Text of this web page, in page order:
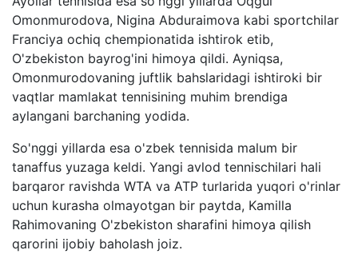
Omonmurodova, Nigina Abduraimova kabi sportchilar
Franciya ochiq chempionatida ishtirok etib,
O'zbekiston bayrog'ini himoya qildi. Ayniqsa,
Omonmurodovaning juftlik bahslaridagi ishtiroki bir
vaqtlar mamlakat tennisining muhim brendiga
aylangani barchaning yodida.
So'nggi yillarda esa o'zbek tennisida malum bir
tanaffus yuzaga keldi. Yangi avlod tennischilari hali
barqaror ravishda WTA va ATP turlarida yuqori o'rinlar
uchun kurasha olmayotgan bir paytda, Kamilla
Rahimovaning O'zbekiston sharafini himoya qilish
qarorini ijobiy baholash joiz.